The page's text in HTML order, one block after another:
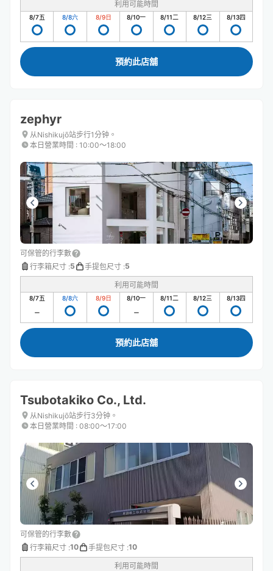
利用可能時間
8/7五 8/8六 8/9日 8/10一 8/11二 8/12三 8/13四
預約此店舖
zephyr
从Nishikujō站步行1分钟。
本日營業時間 : 10:00〜18:00
可保管的行李數
行李箱尺寸 :5 手提包尺寸 :5
利用可能時間
8/7五 8/8六 8/9日 8/10一 8/11二 8/12三 8/13四
預約此店舖
Tsubotakiko Co., Ltd.
从Nishikujō站步行3分钟。
本日營業時間 : 08:00〜17:00
可保管的行李數
行李箱尺寸 :10 手提包尺寸 :10
利用可能時間